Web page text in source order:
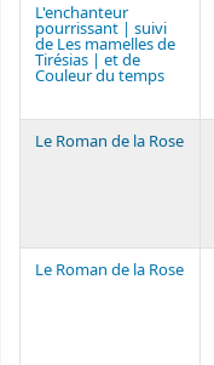
L'enchanteur
pourrissant | suivi
de Les mamelles de
Tirésias | et de
Couleur du temps
Le Roman de la Rose
Le Roman de la Rose